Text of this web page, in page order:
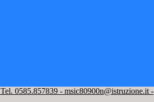
Tel. 0585.857839 - msic80900n@istruzione.it -